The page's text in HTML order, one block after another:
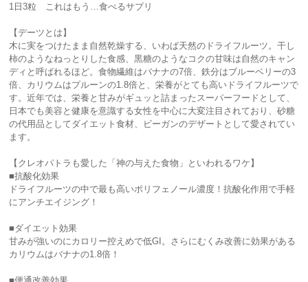
1日3粒 これはもう…食べるサプリ
【デーツとは】
木に実をつけたまま自然乾燥する、いわば天然のドライフルーツ。干し
柿のようなねっとりした食感、黒糖のようなコクの甘味は自然のキャン
ディと呼ばれるほど。食物繊維はバナナの7倍、鉄分はブルーベリーの3
倍、カリウムはプルーンの1.8倍と、栄養がとても高いドライフルーツで
す。近年では、栄養と甘みがギュッと詰まったスーパーフードとして、
日本でも美容と健康を意識する女性を中心に大変注目されており、砂糖
の代用品としてダイエット食材、ビーガンのデザートとして愛されてい
ます。
【クレオパトラも愛した「神の与えた食物」といわれるワケ】
■抗酸化効果
ドライフルーツの中で最も高いポリフェノール濃度！抗酸化作用で手軽
にアンチエイジング！
■ダイエット効果
甘みが強いのにカロリー控えめで低GI。さらにむくみ改善に効果がある
カリウムはバナナの1.8倍！